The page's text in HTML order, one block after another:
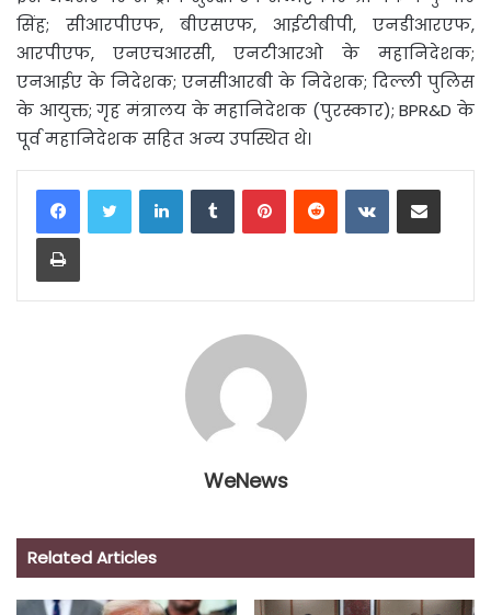
सिंह; सीआरपीएफ, बीएसएफ, आईटीबीपी, एनडीआरएफ,
आरपीएफ, एनएचआरसी, एनटीआरओ के महानिदेशक;
एनआईए के निदेशक; एनसीआरबी के निदेशक; दिल्ली पुलिस
के आयुक्त; गृह मंत्रालय के महानिदेशक (पुरस्कार); BPR&D के
पूर्व महानिदेशक सहित अन्य उपस्थित थे।
LinkedInTumblrPinterestReddit VKontakteShare via Email
Print
WeNews
Related Articles